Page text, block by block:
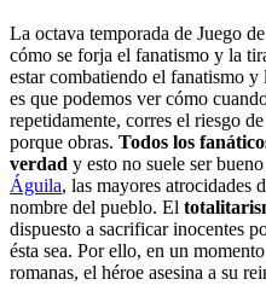
La octava temporada de Juego
cómo se forja el fanatismo y la
estar combatiendo el fanatismo
es que podemos ver cómo
repetidamente, corres el riesgo
porque obras. Todos los
verdad y esto no suele ser
Águila, las mayores atrocidades
nombre del pueblo. El
dispuesto a sacrificar inocentes
ésta sea. Por ello, en un
romanas, el héroe asesina a su